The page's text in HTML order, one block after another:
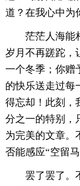
道？在我心中为
茫茫人海能相
岁月不再蹉跎，
一个冬季；你赠
的快乐送走过
得忘却！此刻，
分之一的特别，
为完美的文章。
否能感应“空留
罢了罢了。不